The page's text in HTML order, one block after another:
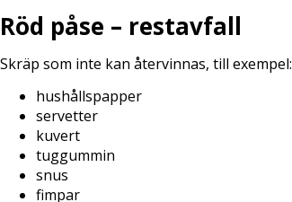
Röd påse – restavfall
Skräp som inte kan återvinnas, till exempel:
hushållspapper
servetter
kuvert
tuggummin
snus
fimpar